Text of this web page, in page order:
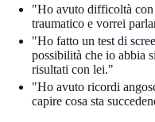
"Ho avuto difficoltà con
traumatico e vorrei
"Ho fatto un test di
possibilità che io abbia
risultati con lei."
"Ho avuto ricordi
capire cosa sta